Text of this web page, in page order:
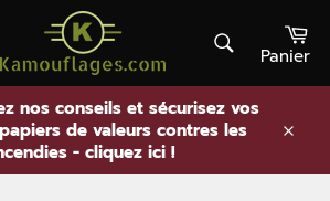
Rechercher
Panier
nos conseils et sécurisez vos
de valeurs contres les
- cliquez ici !